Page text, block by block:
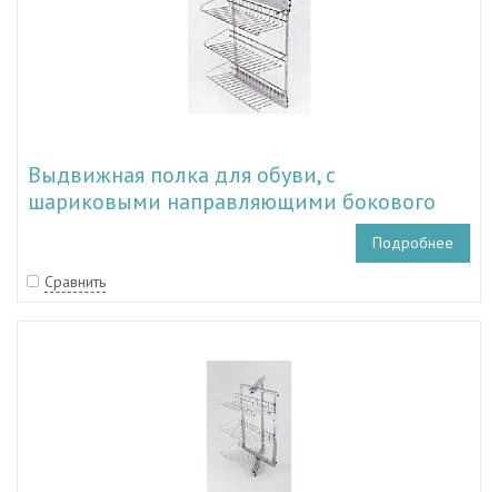
Выдвижная полка для обуви, с
шариковыми направляющими бокового
Подробнее
Сравнить